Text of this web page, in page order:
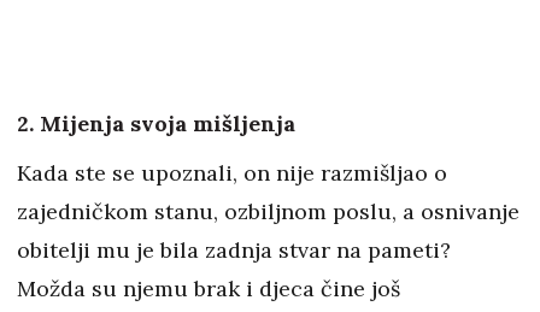
2. Mijenja svoja mišljenja
Kada ste se upoznali, on nije razmišljao o
zajedničkom stanu, ozbiljnom poslu, a osnivanje
obitelji mu je bila zadnja stvar na pameti?
Možda su njemu brak i djeca čine još